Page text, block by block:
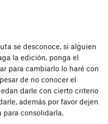
se desconoce, si alguien
la edición, ponga el
para cambiarlo lo haré con
de no conocer el
darle con cierto criterio
además por favor dejen
consolidarla.